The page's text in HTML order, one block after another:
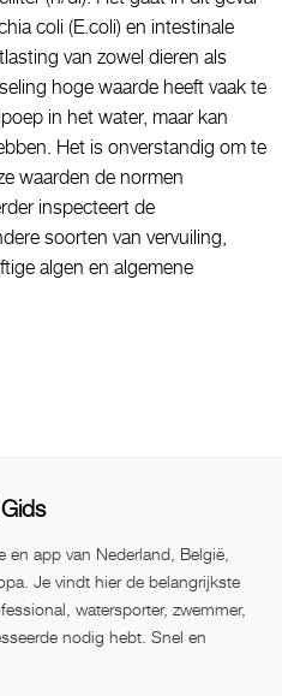
coli (E.coli) en intestinale
van zowel dieren als
hoge waarde heeft vaak te
in het water, maar kan
Het is onverstandig om te
waarden de normen
inspecteert de
soorten van vervuiling,
algen en algemene
en app van Nederland, België,
Je vindt hier de belangrijkste
watersporter, zwemmer,
nodig hebt. Snel en